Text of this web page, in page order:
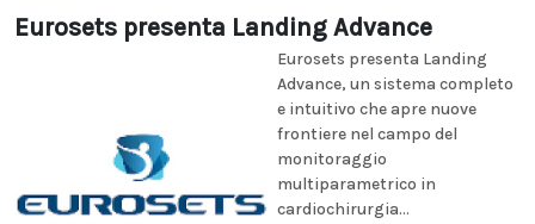
Eurosets presenta Landing Advance
Eurosets presenta Landing
Advance, un sistema completo
e intuitivo che apre nuove
frontiere nel campo del
monitoraggio
multiparametrico in
cardiochirurgia...